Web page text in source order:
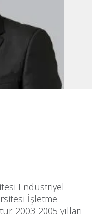
Endüstriyel
İşletme
2003-2005 yılları